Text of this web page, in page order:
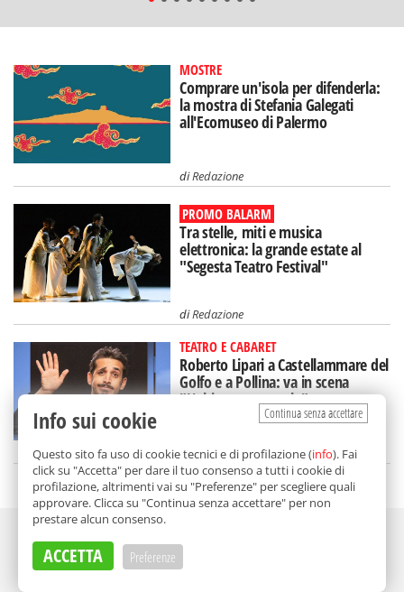
MOSTRE
Comprare un'isola per difenderla:
la mostra di Stefania Galegati
all'Ecomuseo di Palermo
diRedazione
PROMO BALARM
Tra stelle, miti e musica
elettronica: la grande estate al
"Segesta Teatro Festival"
diRedazione
TEATRO E CABARET
Roberto Lipari a Castellammare del
Golfo e a Pollina: va in scena
"L'ultimo spettacolo"
diRedazione
Continua senza accettare
Info sui cookie
Questo sito fa uso di cookie tecnici e di profilazione (info). Fai
click su "Accetta" per dare il tuo consenso a tutti i cookie di
profilazione, altrimenti vai su "Preferenze" per scegliere quali
approvare. Clicca su "Continua senza accettare" per non
prestare alcun consenso.
ACCETTA Preferenze